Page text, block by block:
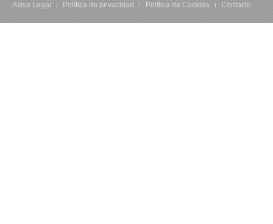
Aviso Legal Política de privacidad Política de Cookies Contacto